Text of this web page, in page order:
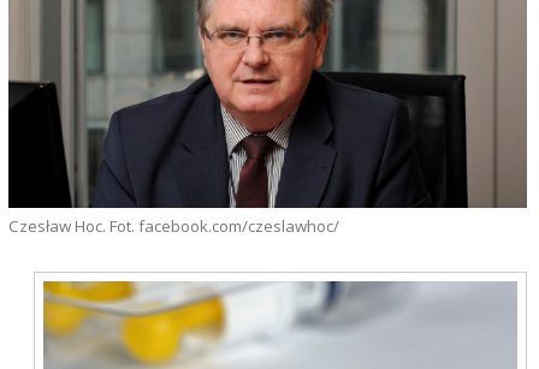
Czesław Hoc. Fot. facebook.com/czeslawhoc/